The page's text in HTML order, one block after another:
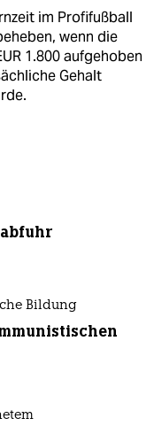
im Profifußball
wenn die
1.800 aufgehoben
Gehalt
Bildung